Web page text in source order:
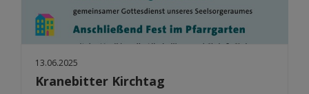
13.06.2025
Kranebitter Kirchtag